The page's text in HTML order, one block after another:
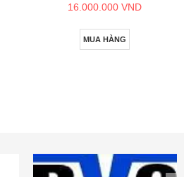
16.000.000 VND
MUA HÀNG